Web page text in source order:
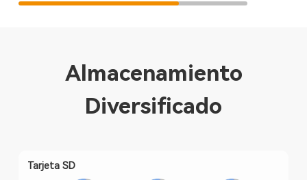
Almacenamiento
Diversificado
Tarjeta SD